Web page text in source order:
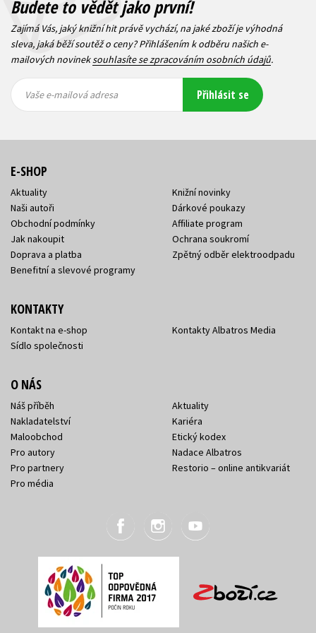
Budete to vědět jako první!
Zajímá Vás, jaký knižní hit právě vychází, na jaké zboží je výhodná
sleva, jaká běží soutěž o ceny? Přihlášením k odběru našich e-
mailových novineksouhlasíte se zpracováním osobních údajů.
mailová
mailová
Vaše e-mailová adresa Přihlásit se
E-SHOP
Aktuality
Naši autoři
Obchodní podmínky
Jak nakoupit
Doprava a platba
Benefitní a slevové programy
Knižní novinky
Dárkové poukazy
Affiliate program
Ochrana soukromí
Zpětný odběr elektroodpadu
KONTAKTY
Kontakt na e-shop
Sídlo společnosti
Kontakty Albatros Media
O NÁS
Náš příběh
Nakladatelství
Maloobchod
Pro autory
Pro partnery
Pro média
Aktuality
Kariéra
Etický kodex
Nadace Albatros
Restorio – online antikvariát